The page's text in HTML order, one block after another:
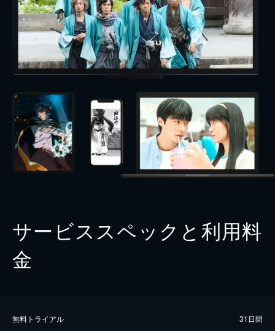
サービススペックと利用料
金
無料トライアル 31日間